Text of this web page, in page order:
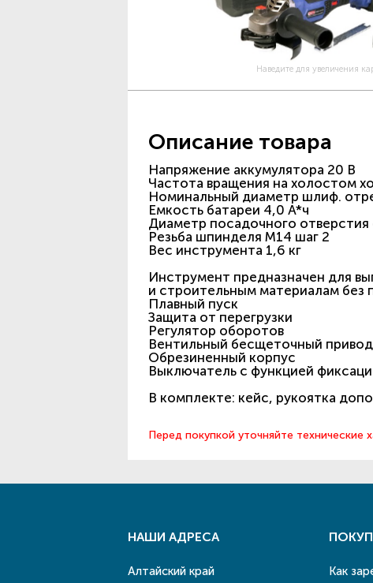
Наведите для увеличения
Описание товара
Напряжение аккумулятора 20 В
Частота вращения на холостом
Номинальный диаметр шлиф.
Емкость батареи 4,0 А*ч
Диаметр посадочного
Резьба шпинделя М14 шаг 2
Вес инструмента 1,6 кг
Инструмент предназначен для
и строительным материалам без
Плавный пуск
Защита от перегрузки
Регулятор оборотов
Вентильный бесщеточный привод
Обрезиненный корпус
Выключатель с функцией
В комплекте: кейс, рукоятка
Перед покупкой уточняйте технические
НАШИ АДРЕСА
Алтайский край Как